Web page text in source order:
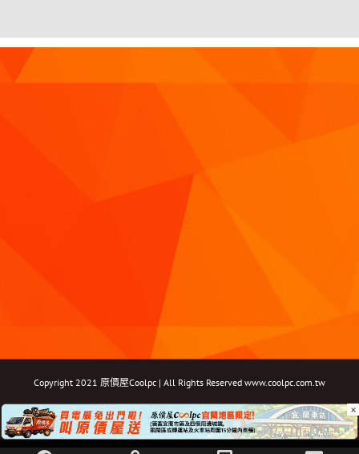
Copyright 2021 原價屋Coolpc | All Rights Reserved www.coolpc.com.tw
FacebookInstagramYouTubeTwitterEmail: ×